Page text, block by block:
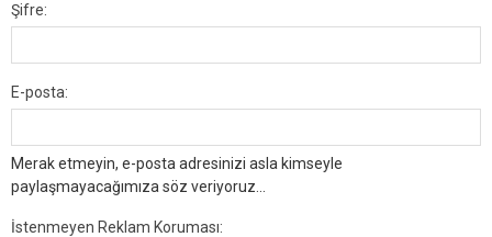
Şifre:
E-posta:
Merak etmeyin, e-posta adresinizi asla kimseyle
paylaşmayacağımıza söz veriyoruz...
İstenmeyen Reklam Koruması: